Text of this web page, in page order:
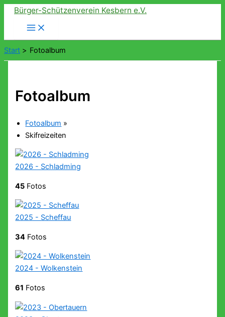
Zum
springen
Bürger-Schützenverein Kesbern e.V.
Start Fotoalbum
Fotoalbum
Fotoalbum »
Skifreizeiten
2026 - Schladming
45 Fotos
2025 - Scheffau
34 Fotos
2024 - Wolkenstein
61 Fotos